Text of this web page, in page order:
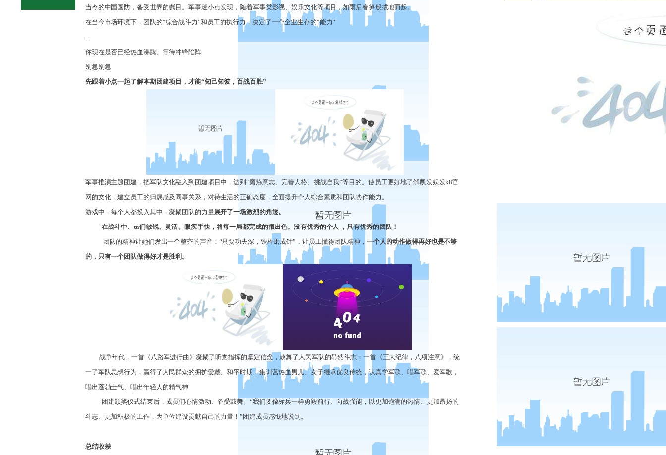
当今的中国国防，备受世界的瞩目。军事迷小点发现，随着军事类影视、娱乐文化等项目，如雨后春笋般拔地而起。
在当今市场环境下， 团队的“综合战斗力”和员工的执行力 ， 决定了一个企业生存的“能力”
...
你现在是否已经热血沸腾、等待冲锋陷阵
别急别急
先跟着小点一起了解本期团建项目 ， 才能“知己知彼，百战百胜”
军事推演主题团建 ， 把军队文化融入到团建项目中 ， 达到 “磨炼意志、完善人格、挑战自我”等目的。 使员工更好地了解凯发娱发k8官
网的文化，建立员工的归属感及同事关系，对待生活的正确态度，全面提升个人综合素质和团队协作能力。
游戏中，每个人都投入其中，凝聚团队的力量展开了一场激烈的角逐。
在战斗中、ta们敏锐、灵活、眼疾手快 ，将每一局都完成的很出色。没有优秀的个人 ，只有优秀的团队！
团队的精神让她们发出一个整齐的声音：“只要功夫深，铁杵磨成针”，让员工懂得团队精神，一个人的动作做得再好也是不够
的，只有一个团队做得好才是胜利。
战争年代，一首《八路军进行曲》凝聚了听党指挥的坚定信念，鼓舞了人民军队的昂然斗志；一首《三大纪律，八项注意》，统
一了军队思想行为，赢得了人民群众的拥护爱戴。 和平时期，集训营热血男儿、女子继承优良传统，认真学军歌、唱军歌、爱军歌，
唱出蓬勃士气、唱出年轻人的精气神
团建颁奖仪式结束后，成员们心情激动、备受鼓舞。“我们要像标兵一样勇毅前行、向战强能， 以更加饱满的热情、更加昂扬的
斗志、更加积极的工作，为单位建设贡献自己的力量！ ”团建成员感慨地说到。
总结收获